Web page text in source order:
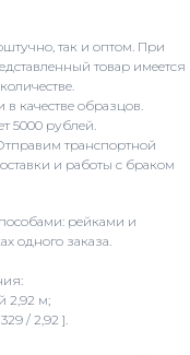
так и оптом. При
товар имеется
качестве образцов.
5000 рублей.
транспортной
и работы с браком
рейками и
одного заказа.
2,92 м;
/ 2,92 ].